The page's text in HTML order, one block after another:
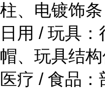
柱、电镀饰条
日用 / 玩具
帽、玩具结构
医疗 / 食品